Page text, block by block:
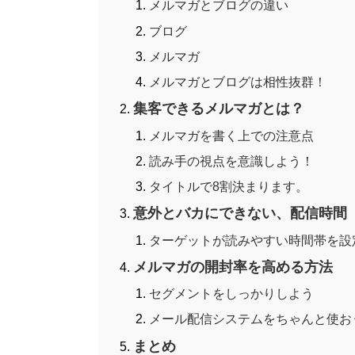
メルマガとブログの違い
ブログ
メルマガ
メルマガとブログは相性抜群！
集客できるメルマガとは？
メルマガを書く上での注意点
読み手の視点を意識しよう！
タイトルで8割決まります。
意外とバカにできない、配信時間
ターゲットが読みやすい時間帯を設
メルマガの開封率を高める方法
セグメントをしっかりしよう
メール配信システムをちゃんと使お
まとめ